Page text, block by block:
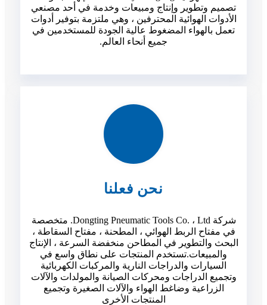
تصميم وتطوير وإنتاج ومبيعات وخدمة في أحد مصنعي
الأدوات الهوائية المحترفين ، وهي ملتزمة بتوفير أدوات
تعمل بالهواء المضغوط عالية الجودة للمستخدمين في
جميع أنحاء العالم.
نحن فعلنا
شركة Dongting Pneumatic Tools Co. ، Ltd. متخصصة
في مفتاح الربط الهوائي ، المطحنة ، مفتاح السقاطة ،
البحث والتطوير في المطاحن منخفضة السرعة ، الإنتاج
والمبيعات.تستخدم المنتجات على نطاق واسع في
السيارات والدراجات النارية والمركبات الكهربائية
وتجميع الدراجات ومحركات الصيانة والمولدات والآلات
الزراعية وضاغط الهواء والآلات الصغيرة وتجميع
المنتجات الأخرى